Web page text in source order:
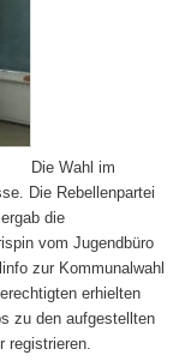
Die Wahl im
Die Rebellenpartei
die
vom Jugendbüro
zur Kommunalwahl
erhielten
zu den aufgestellten
registrieren.